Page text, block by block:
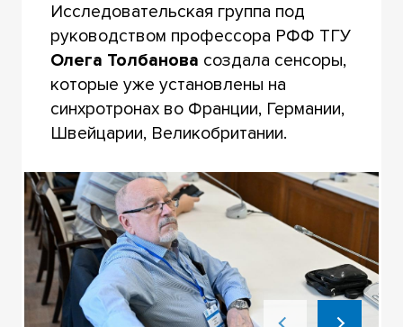
Исследовательская группа под
руководством профессора РФФ ТГУ
Олега Толбанова создала сенсоры,
которые уже установлены на
синхротронах во Франции, Германии,
Швейцарии, Великобритании.